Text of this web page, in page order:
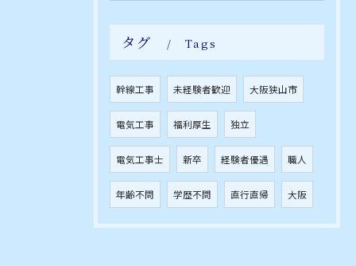
タグ Tags
幹線工事 未経験者歓迎 大阪狭山市
電気工事 福利厚生 独立
電気工事士 新卒 経験者優遇 職人
年齢不問 学歴不問 直行直帰 大阪